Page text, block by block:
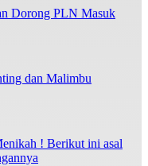
Dorong PLN Masuk
dan Malimbu
! Berikut ini asal